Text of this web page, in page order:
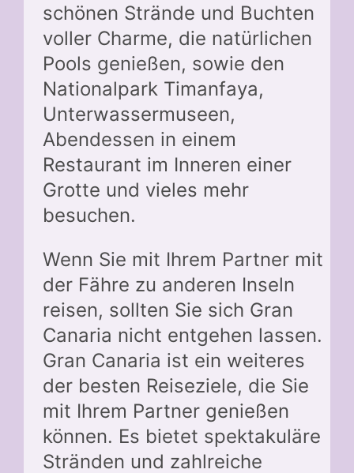
schönen Strände und Buchten
voller Charme, die natürlichen
Pools genießen, sowie den
Nationalpark Timanfaya,
Unterwassermuseen,
Abendessen in einem
Restaurant im Inneren einer
Grotte und vieles mehr
besuchen.
Wenn Sie mit Ihrem Partner mit
der Fähre zu anderen Inseln
reisen, sollten Sie sich Gran
Canaria nicht entgehen lassen.
Gran Canaria ist ein weiteres
der besten Reiseziele, die Sie
mit Ihrem Partner genießen
können. Es bietet spektakuläre
Stränden und zahlreiche